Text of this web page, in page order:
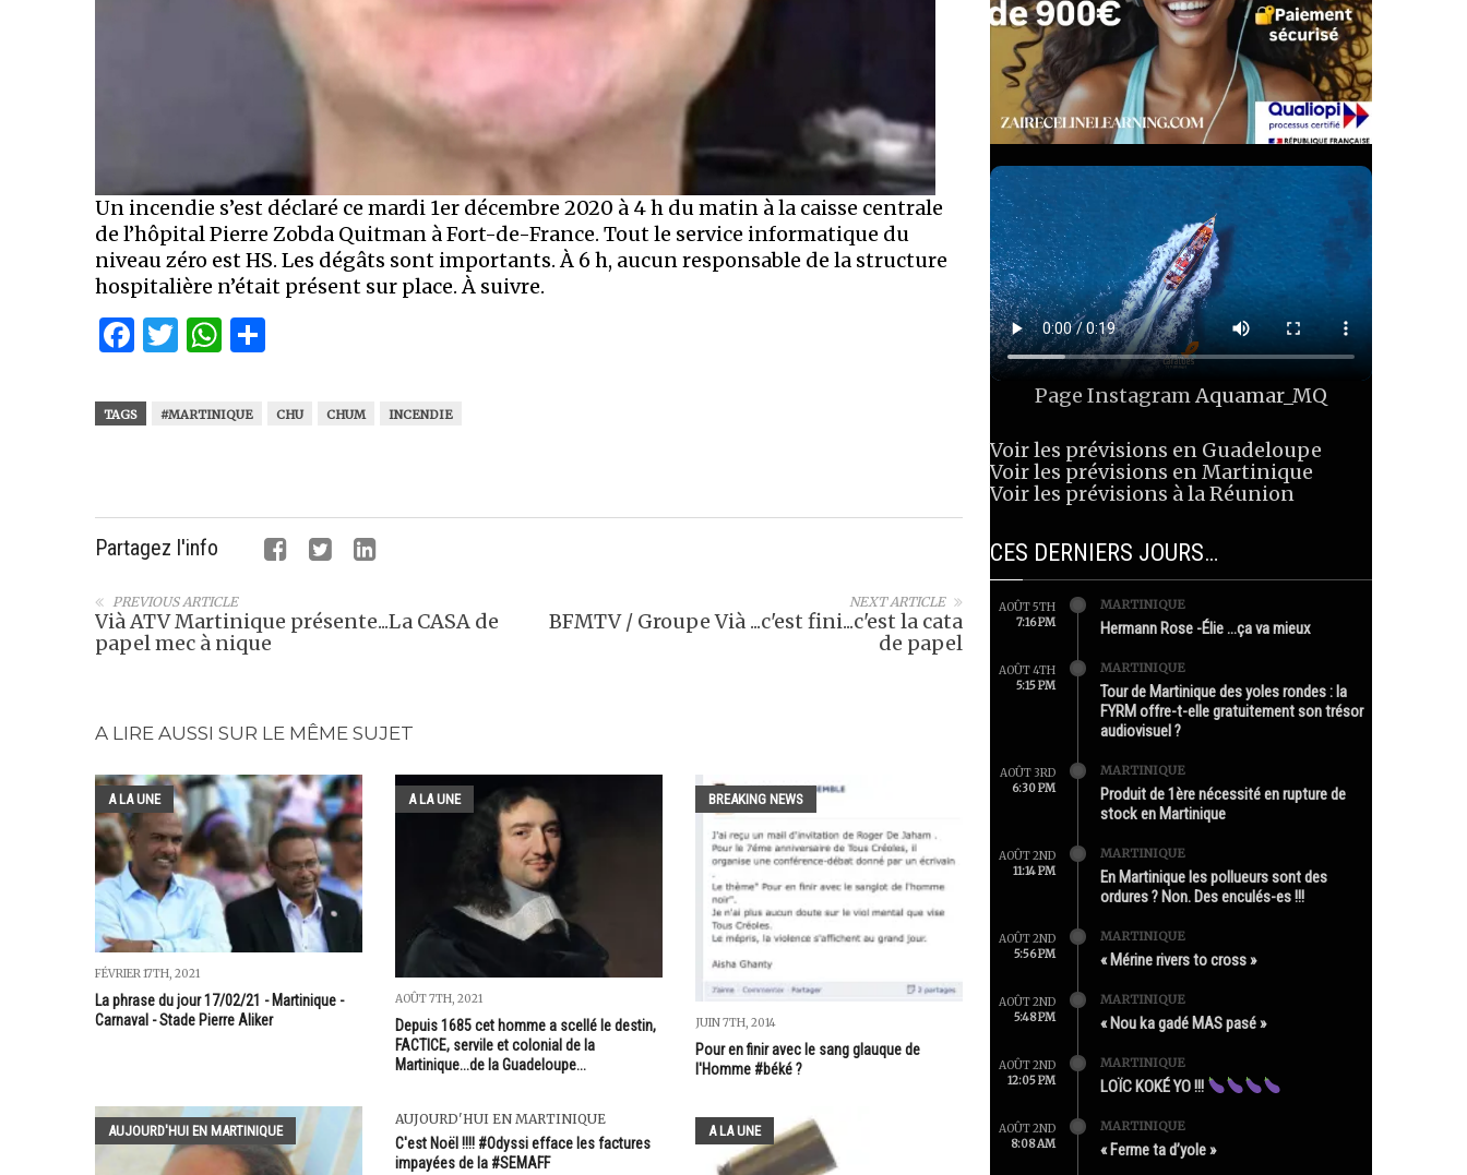
Un incendie s’est déclaré ce mardi 1er décembre 2020 à 4 h du matin à la caisse centrale
de l’hôpital Pierre Zobda Quitman à Fort-de-France. Tout le service informatique du
niveau zéro est HS. Les dégâts sont importants. À 6 h, aucun responsable de la structure
hospitalière n’était présent sur place. À suivre.
Facebook
Twitter
WhatsApp
TAGS #MARTINIQUE CHU CHUM INCENDIE
Partagez l'info
NEXT ARTICLE
BFMTV / Groupe Vià ...c'est fini...c'est la cata
de papel
PREVIOUS ARTICLE
Vià ATV Martinique présente...La CASA de
papel mec à nique
A LIRE AUSSI SUR LE MÊME SUJET
A LA UNE
FÉVRIER 17TH, 2021
La phrase du jour 17/02/21 - Martinique -
Carnaval - Stade Pierre Aliker
A LA UNE
AOÛT 7TH, 2021
Depuis 1685 cet homme a scellé le destin,
FACTICE, servile et colonial de la
Martinique...de la Guadeloupe...
BREAKING NEWS
JUIN 7TH, 2014
Pour en finir avec le sang glauque de
l'Homme #béké ?
AUJOURD'HUI EN MARTINIQUE
AUJOURD'HUI EN MARTINIQUE
C'est Noël !!!! #Odyssi efface les factures
impayées de la #SEMAFF
A LA UNE
Page InstagramAquamar_MQ
Voir les prévisions en Guadeloupe
Voir les prévisions en Martinique
Voir les prévisions à la Réunion
CES DERNIERS JOURS…
AOÛT 5TH
7:16 PM
MARTINIQUE
Hermann Rose -Élie …ça va mieux
AOÛT 4TH
5:15 PM
MARTINIQUE
Tour de Martinique des yoles rondes : la
FYRM offre-t-elle gratuitement son trésor
audiovisuel ?
AOÛT 3RD
6:30 PM
MARTINIQUE
Produit de 1ère nécessité en rupture de
stock en Martinique
AOÛT 2ND
11:14 PM
MARTINIQUE
En Martinique les pollueurs sont des
ordures ? Non. Des enculés-es !!!
AOÛT 2ND
5:56 PM
MARTINIQUE
« Mérine rivers to cross »
AOÛT 2ND
5:48 PM
MARTINIQUE
« Nou ka gadé MAS pasé »
AOÛT 2ND
12:05 PM
MARTINIQUE
LOÏC KOKÉ YO !!!
AOÛT 2ND
8:08 AM
MARTINIQUE
« Ferme ta d’yole »